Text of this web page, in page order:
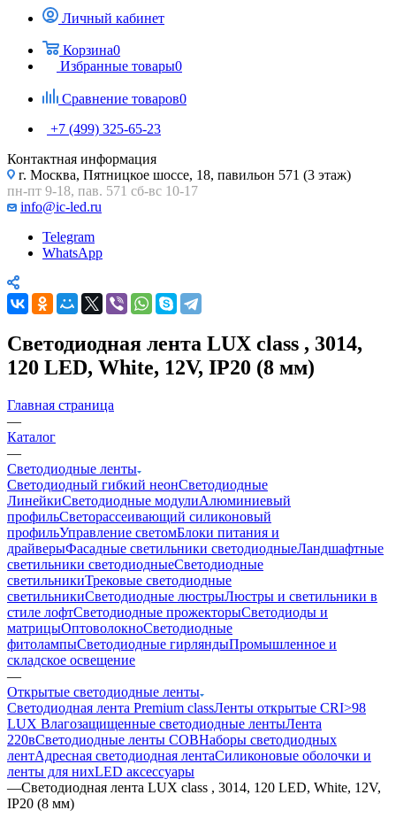
Личный кабинет
Корзина0
Избранные товары0
Сравнение товаров0
+7 (499) 325-65-23
Контактная информация
г. Москва, Пятницкое шоссе, 18, павильон 571 (3 этаж)
пн-пт 9-18, пав. 571 сб-вс 10-17
info@ic-led.ru
Telegram
WhatsApp
Светодиодная лента LUX class , 3014,
120 LED, White, 12V, IP20 (8 мм)
Главная страница
—
Каталог
—
Светодиодные ленты
Светодиодный гибкий неонСветодиодные
ЛинейкиСветодиодные модулиАлюминиевый
профильСветорассеивающий силиконовый
профильУправление светомБлоки питания и
драйверыФасадные светильники светодиодныеЛандшафтные
светильники светодиодныеСветодиодные
светильникиТрековые светодиодные
светильникиСветодиодные люстрыЛюстры и светильники в
стиле лофтСветодиодные прожекторыСветодиоды и
матрицыОптоволокноСветодиодные
фитолампыСветодиодные гирляндыПромышленное и
складское освещение
—
Открытые светодиодные ленты
Светодиодная лента Premium classЛенты открытые CRI>98
LUX Влагозащищенные светодиодные лентыЛента
220вСветодиодные ленты COBНаборы светодиодных
лентАдресная светодиодная лентаСиликоновые оболочки и
ленты для нихLED аксессуары
—Светодиодная лента LUX class , 3014, 120 LED, White, 12V,
IP20 (8 мм)